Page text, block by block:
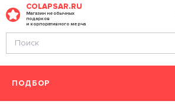
COLAPSAR.RU
Магазин необычных
подарков
и корпоративного мерча
ПОДБОР